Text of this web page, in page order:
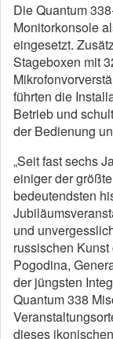
Die Quantum
Monitorkonsole
eingesetzt.
Stageboxen mit
führten die
Betrieb und
der Bedienung
„Seit fast sechs
einiger der
bedeutendsten
und
russischen
Pogodina,
der jüngsten
Quantum 338
dieses